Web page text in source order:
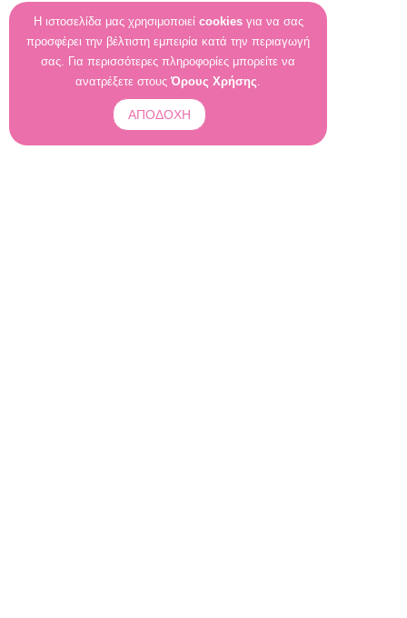
Η ιστοσελίδα μας χρησιμοποιεί cookiesγια να σας
προσφέρει την βέλτιστη εμπειρία κατά την περιαγωγή
σας. Για περισσότερες πληροφορίες μπορείτε να
ανατρέξετε στους Όρους Χρήσης.
ΑΠΟΔΟΧΗ